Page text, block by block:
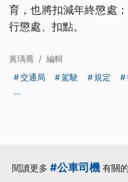
育，也將扣減年終懲處
行懲處、扣點。
黃瑀喬 / 編輯
交通局
駕駛 規定
...
閱讀更多 #公車司機 有關